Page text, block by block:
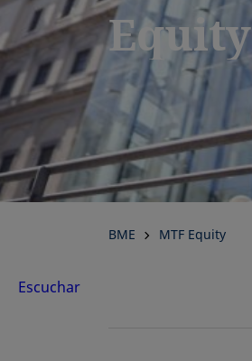
Equity
BME MTF Equity
Escuchar